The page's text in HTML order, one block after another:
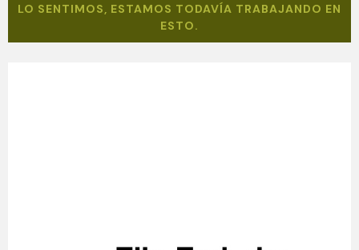
LO SENTIMOS, ESTAMOS TODAVÍA TRABAJANDO EN
ESTO.